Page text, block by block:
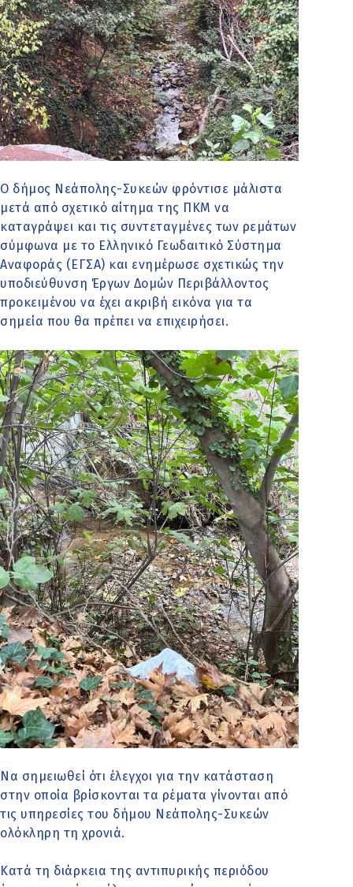
Ο δήμος Νεάπολης-Συκεών φρόντισε μάλιστα
μετά από σχετικό αίτημα της ΠΚΜ να
καταγράψει και τις συντεταγμένες των ρεμάτων
σύμφωνα με το Ελληνικό Γεωδαιτικό Σύστημα
Αναφοράς (ΕΓΣΑ) και ενημέρωσε σχετικώς την
υποδιεύθυνση Έργων Δομών Περιβάλλοντος
προκειμένου να έχει ακριβή εικόνα για τα
σημεία που θα πρέπει να επιχειρήσει.
Να σημειωθεί ότι έλεγχοι για την κατάσταση
στην οποία βρίσκονται τα ρέματα γίνονται από
τις υπηρεσίες του δήμου Νεάπολης-Συκεών
ολόκληρη τη χρονιά.
Κατά τη διάρκεια της αντιπυρικής περιόδου